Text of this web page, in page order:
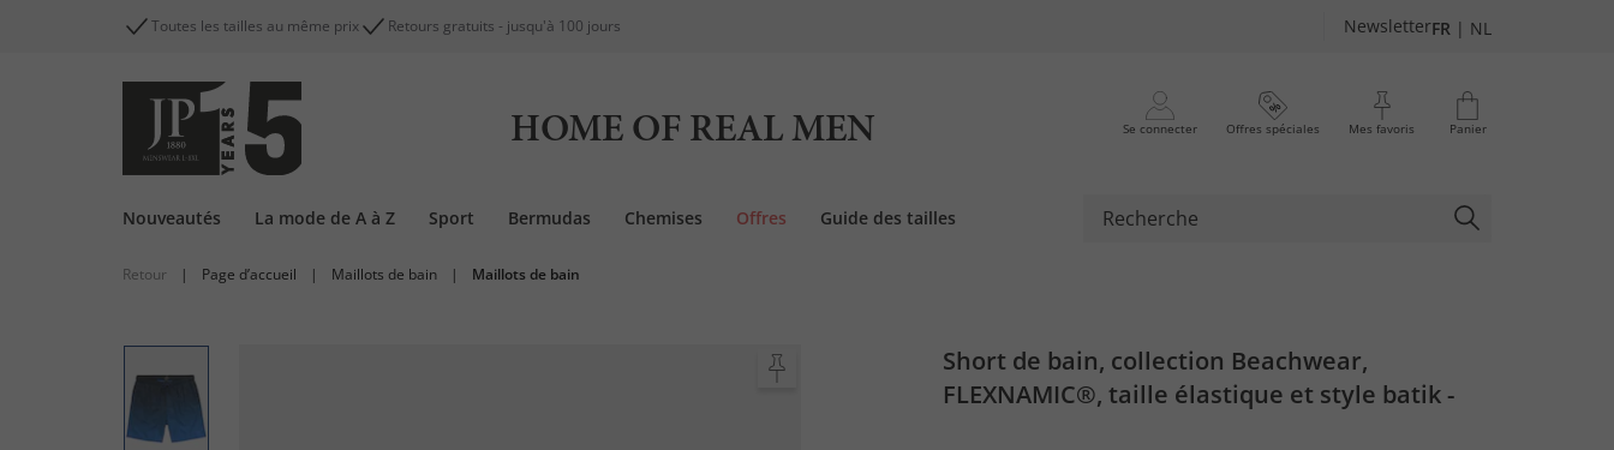
Toutes les tailles au même prix Retours gratuits - jusqu'à 100 jours NewsletterFR | NL
HOME OF REAL MEN Se connecter Offres spéciales Mes favoris Panier
Nouveautés La mode de A à Z Sport Bermudas Chemises Offres Guide des tailles
Retour | Page d’accueil | Maillots de bain | Maillots de bain
Short de bain, collection Beachwear,
FLEXNAMIC®, taille élastique et style batik -